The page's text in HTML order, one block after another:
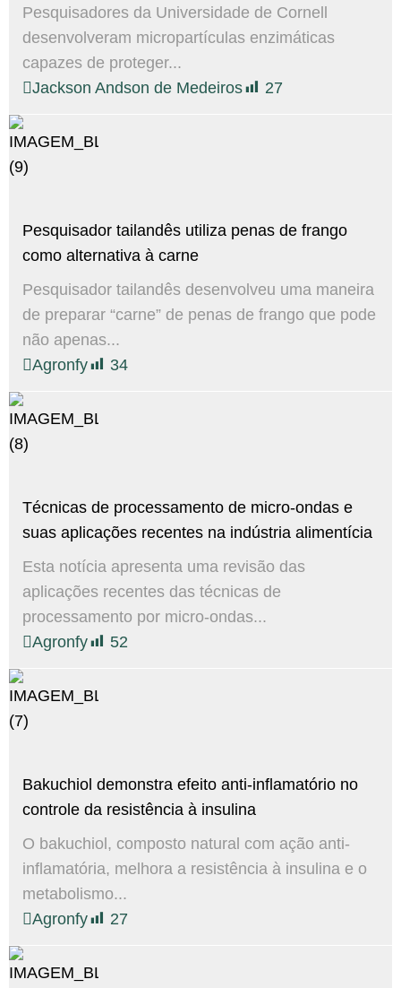
Pesquisadores da Universidade de Cornell
desenvolveram micropartículas enzimáticas
capazes de proteger...
Jackson Andson de Medeiros
27
Pesquisador tailandês utiliza penas de frango
como alternativa à carne
Pesquisador tailandês desenvolveu uma maneira
de preparar “carne” de penas de frango que pode
não apenas...
Agronfy
34
Técnicas de processamento de micro-ondas e
suas aplicações recentes na indústria alimentícia
Esta notícia apresenta uma revisão das
aplicações recentes das técnicas de
processamento por micro-ondas...
Agronfy
52
Bakuchiol demonstra efeito anti-inflamatório no
controle da resistência à insulina
O bakuchiol, composto natural com ação anti-
inflamatória, melhora a resistência à insulina e o
metabolismo...
Agronfy
27